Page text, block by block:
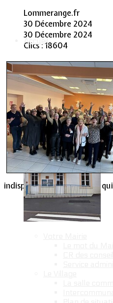
Accueil
Vie Municipale
Lommerange.fr
30 Décembre 2024
30 Décembre 2024
Clics : 18604
indisponible) et Stéphanie